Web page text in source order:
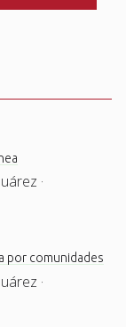
·
por comunidades
·